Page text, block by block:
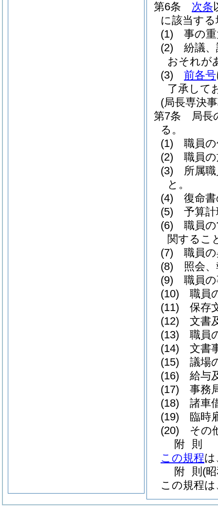
第6条
次条
に該当す
(1)
事の
(2)
紛議
おそれが
(3)
前各号
了承して
(局長専決
第7条
局長
る。
(1)
職員
(2)
職員
(3)
所属
と。
(4)
復命
(5)
予算
(6)
職員
関するこ
(7)
職員
(8)
照会
(9)
職員
(10)
職員
(11)
保存
(12)
文書
(13)
職員
(14)
文書
(15)
議場
(16)
給与
(17)
事務
(18)
諸車
(19)
臨時
(20)
その
附 則
この規程は
附 則 (
この規程